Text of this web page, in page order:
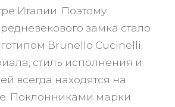
Италии. Поэтому
замка стало
Brunello Cucinelli.
стиль исполнения и
всегда находятся на
Поклонниками марки